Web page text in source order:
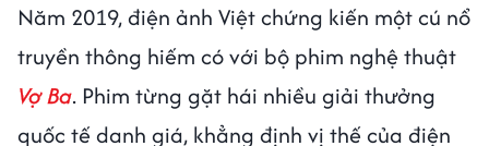
Năm 2019, điện ảnh Việt chứng kiến một cú nổ
truyền thông hiếm có với bộ phim nghệ thuật
Vợ Ba. Phim từng gặt hái nhiều giải thưởng
quốc tế danh giá, khẳng định vị thế của điện